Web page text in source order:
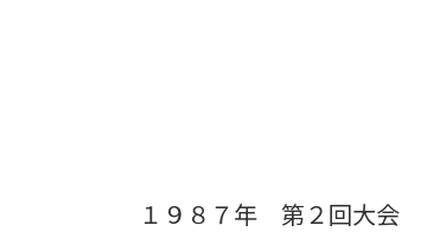
１９８７年 第２回大会